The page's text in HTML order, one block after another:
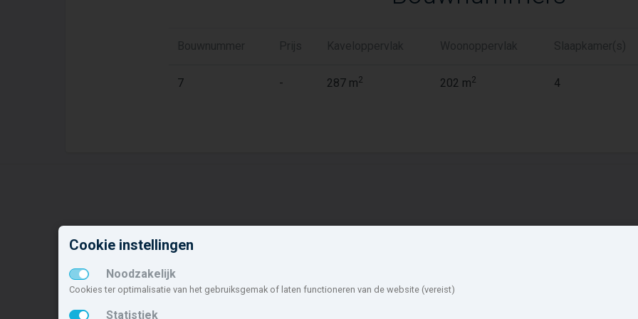
Bouwnummer Prijs Kaveloppervlak Woonoppervlak Slaapkamer(s)
7 - 287 m2 202 m2 4
Nieuwbouw in deze
gemeente
Alle nieuwbouw projecten
Actuele nieuwbouwprojecten
Toekomstige nieuwbouwaanbod
Lingewaard
Zevenaar
Cookie instellingen
Noodzakelijk
Cookies ter optimalisatie van het gebruiksgemak of laten functioneren van de website (vereist)
Statistiek